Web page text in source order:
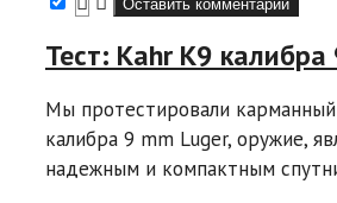
Тест: Kahr K9
Мы протестировали
калибра 9 mm Luger, оружие,
надежным и компактным